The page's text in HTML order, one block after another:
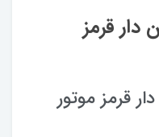
دار قرمز
قرمز موتور